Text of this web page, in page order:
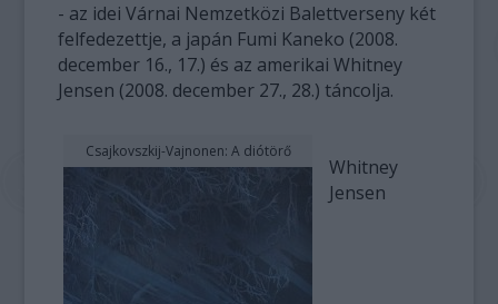
- az idei Várnai Nemzetközi Balettverseny két
felfedezettje, a japán Fumi Kaneko (2008.
december 16., 17.) és az amerikai Whitney
Jensen (2008. december 27., 28.) táncolja.
Csajkovszkij-Vajnonen: A diótörő
Whitney
Jensen